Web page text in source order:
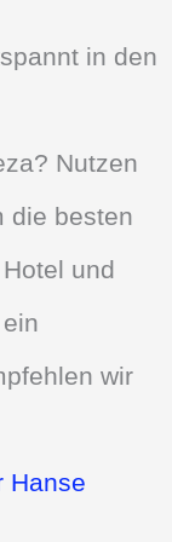
in den
Nutzen
die besten
und
wir
Hanse